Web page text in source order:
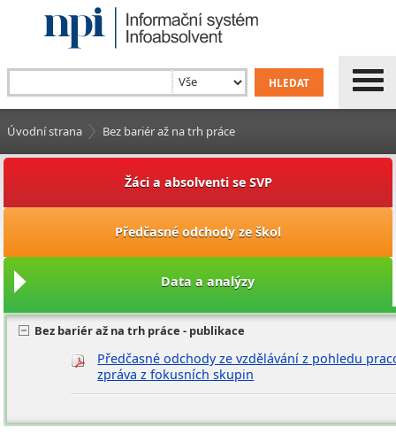
Úvodní strana Bez bariér až na trh práce
Žáci a absolventi se SVP
Předčasné odchody ze škol
Data a analýzy
Bez bariér až na trh práce - publikace
Předčasné odchody ze vzdělávání z pohledu
zpráva z fokusních skupin